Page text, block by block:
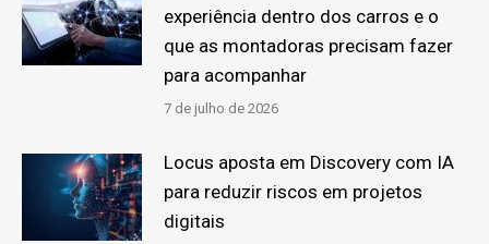
experiência dentro dos carros e o
que as montadoras precisam fazer
para acompanhar
7 de julho de 2026
Locus aposta em Discovery com IA
para reduzir riscos em projetos
digitais